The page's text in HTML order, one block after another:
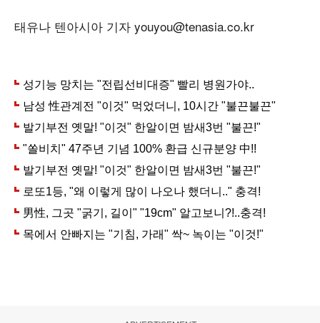
태유나 텐아시아 기자 youyou@tenasia.co.kr